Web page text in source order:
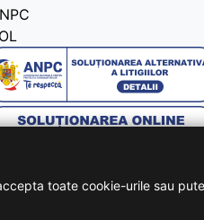
toate cookie-urile sau